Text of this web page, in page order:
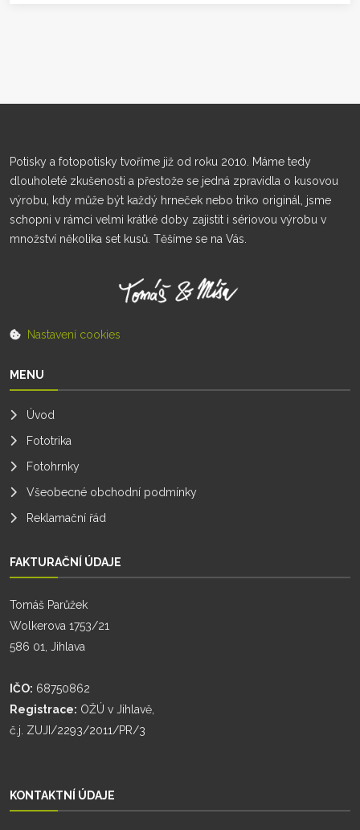
Potisky a fotopotisky tvoříme již od roku 2010. Máme tedy
dlouholeté zkušenosti a přestože se jedná zpravidla o kusovou
výrobu, kdy může být každý hrneček nebo triko originál, jsme
schopni v rámci velmi krátké doby zajistit i sériovou výrobu v
množství několika set kusů. Těšíme se na Vás.
Nastavení cookies
MENU
Úvod
Fototrika
Fotohrnky
Všeobecné obchodní podmínky
Reklamační řád
FAKTURAČNÍ ÚDAJE
Tomáš Parůžek
Wolkerova 1753/21
586 01, Jihlava
IČO: 68750862
Registrace: OŽÚ v Jihlavě,
č.j. ZUJI/2293/2011/PR/3
KONTAKTNÍ ÚDAJE